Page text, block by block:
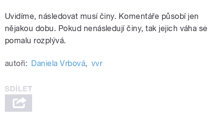
Uvidíme, následovat musí činy. Komentáře působí jen
nějakou dobu. Pokud nenásledují činy, tak jejich váha se
pomalu rozplývá.
autoři: Daniela Vrbová, vvr